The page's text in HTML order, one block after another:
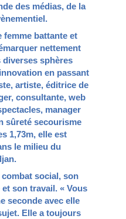
des médias, de la
femme battante et
nettement
diverses sphères
en passant
artiste, éditrice de
consultante, web
manager
sûreté secourisme
1,73m, elle est
le milieu du
social, son
son travail. « Vous
seconde avec elle
Elle a toujours